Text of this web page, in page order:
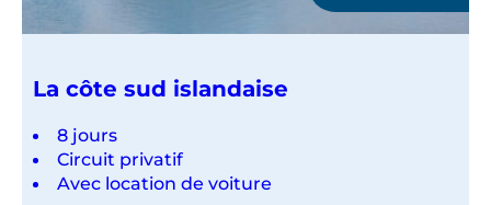
La côte sud islandaise
8 jours
Circuit privatif
Avec location de voiture